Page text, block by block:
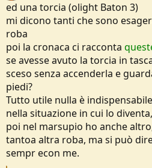
ed una torcia (olight Baton 3)
mi dicono tanti che sono
roba
poi la cronaca ci racconta
se avesse avuto la torcia in
sceso senza accenderla e
piedi?
Tutto utile nulla è
nella situazione in cui lo
poi nel marsupio ho anche
tantoa altra roba, ma si può
sempr econ me.